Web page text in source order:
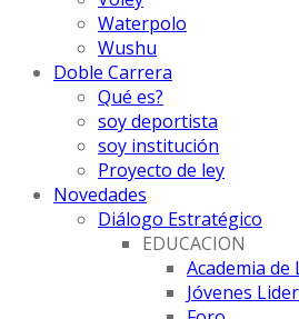
Waterpolo
Wushu
Doble Carrera
Qué es?
soy deportista
soy institución
Proyecto de ley
Novedades
Diálogo Estratégico
EDUCACION
Academia
Jóvenes